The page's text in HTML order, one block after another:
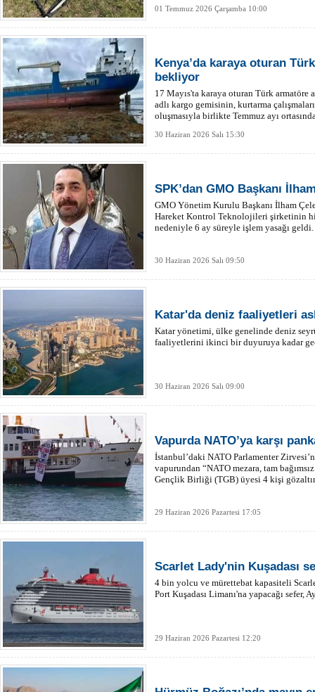
01 Temmuz 2026 Çarşamba 10:00
Kenya’da karaya oturan
bekliyor
17 Mayıs'ta karaya oturan Türk armatöre
adlı kargo gemisinin, kurtarma
oluşmasıyla birlikte Temmuz ayı
30 Haziran 2026 Salı 15:30
SPK’dan GMO Başkanı
GMO Yönetim Kurulu Başkanı İlham
Hareket Kontrol Teknolojileri şirketinin
nedeniyle 6 ay süreyle işlem yasağı geldi.
30 Haziran 2026 Salı 09:50
Katar'da deniz faaliyetleri
Katar yönetimi, ülke genelinde deniz
faaliyetlerini ikinci bir duyuruya kadar
30 Haziran 2026 Salı 09:00
Vapurda NATO’ya karşı
İstanbul’daki NATO Parlamenter
vapurundan “NATO mezara, tam
Gençlik Birliği (TGB) üyesi 4 kişi
29 Haziran 2026 Pazartesi 17:05
Scarlet Lady'nin Kuşadası
4 bin yolcu ve mürettebat kapasiteli
Port Kuşadası Limanı'na yapacağı
29 Haziran 2026 Pazartesi 12:20